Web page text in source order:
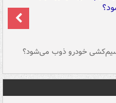
خودرو ذوب می‌شود؟